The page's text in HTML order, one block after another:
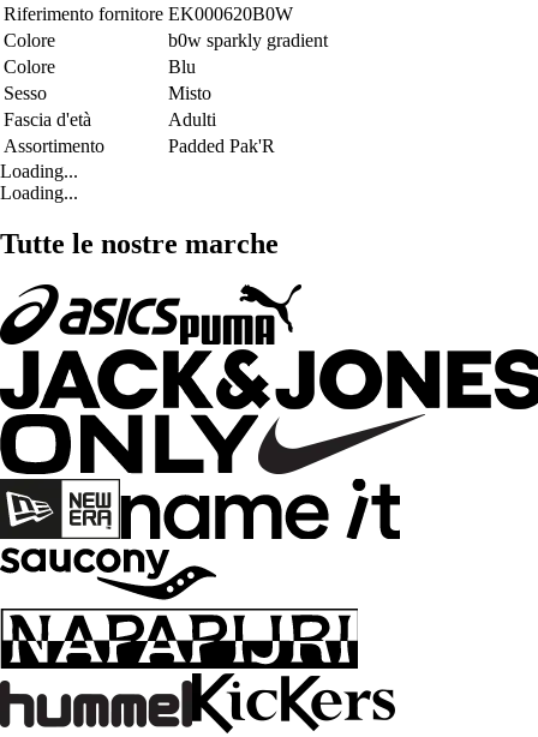
Riferimento fornitore EK000620B0W
Colore
b0w sparkly gradient
Colore
Blu
Sesso
Misto
Fascia d'età
Adulti
Assortimento
Padded Pak'R
Loading...
Loading...
Tutte le nostre marche